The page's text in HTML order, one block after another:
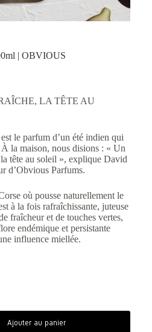
| OBVIOUS
LA TÊTE AU
le parfum d’un été indien qui
À la maison, nous disions : « Un
tête au soleil », explique David
d’Obvious Parfums.
où pousse naturellement le
à la fois rafraîchissante, juteuse
fraîcheur et de touches vertes,
endémique et persistante
influence miellée.
Ajouter au panier